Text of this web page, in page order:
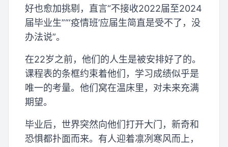
好也愈加挑剔，直言“不接收2022届至2024
届毕业生”“‘疫情班’应届生简直是受不了，没
办法说”。
在22岁之前，他们的人生是被安排好了的。
课程表的条框约束着他们，学习成绩似乎是
唯一的考量。他们窝在温床里，对未来充满
期望。
毕业后，世界突然向他们打开大门，新奇和
恐惧都扑面而来。有人迎着凛冽寒风而上，